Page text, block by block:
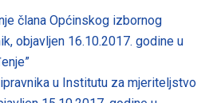
člana Općinskog izbornog
objavljen 16.10.2017. godine u
u Institutu za mjeriteljstvo